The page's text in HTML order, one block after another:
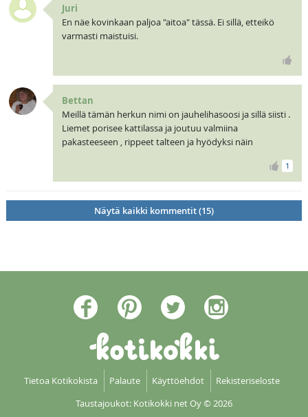
Juri
En näe kovinkaan paljoa "aitoa" tässä. Ei sillä, etteikö
varmasti maistuisi.
Bettan
Meillä tämän herkun nimi on jauhelihasoosi ja sillä siisti .
Liemet porisee kattilassa ja joutuu valmiina
pakasteeseen , rippeet talteen ja hyödyksi näin
1
Näytä kaikki kommentit (15)
Tietoa Kotikokista Palaute Käyttöehdot
Rekisteriseloste
Taustajoukot: Kotikokki net Oy© 2026